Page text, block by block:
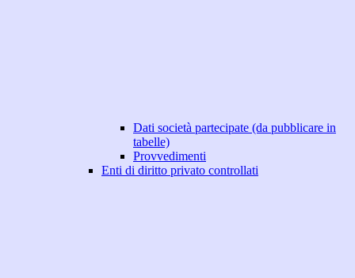
Dati società partecipate (da pubblicare in
tabelle)
Provvedimenti
Enti di diritto privato controllati